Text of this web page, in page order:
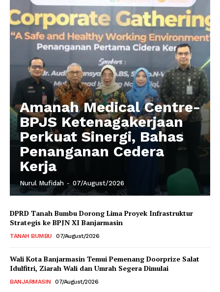
Amanah Medical Centre-
BPJS Ketenagakerjaan
Perkuat Sinergi, Bahas
Penanganan Cedera
Kerja
Nurul Mufidah - 07/August/2026
DPRD Tanah Bumbu Dorong Lima Proyek Infrastruktur
Strategis ke BPJN XI Banjarmasin
TANAH BUMBU 07/August/2026
Wali Kota Banjarmasin Temui Pemenang Doorprize Salat
Idulfitri, Ziarah Wali dan Umrah Segera Dimulai
BANJARMASIN 07/August/2026